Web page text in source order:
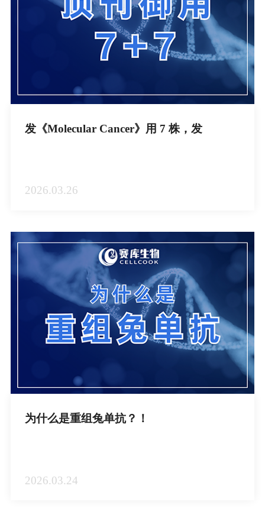
发《Molecular Cancer》用 7 株，发
2026.03.26
为什么是重组兔单抗？！
2026.03.24